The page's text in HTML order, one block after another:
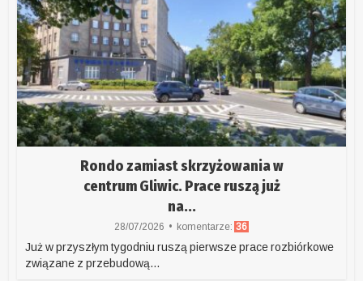
Rondo zamiast skrzyżowania w
centrum Gliwic. Prace ruszą już
na...
28/07/2026 komentarze: 36
Już w przyszłym tygodniu ruszą pierwsze prace rozbiórkowe
związane z przebudową...